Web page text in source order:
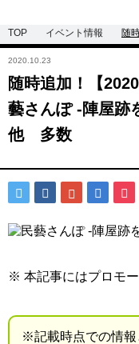
TOP イベント情報
随
んぽ -陣屋跡をめぐる-」
2020.10.23
随時追加！【
藝さんぽ -陣屋跡
他 多数
※ 本記事にはプロモ
※記載時点での情報